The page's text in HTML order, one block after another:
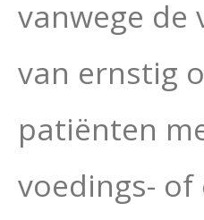
vanwege
van ernstig
patiënten
voedings- of